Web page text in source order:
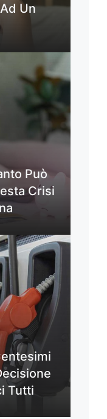
Un
Può
Crisi
Tutti